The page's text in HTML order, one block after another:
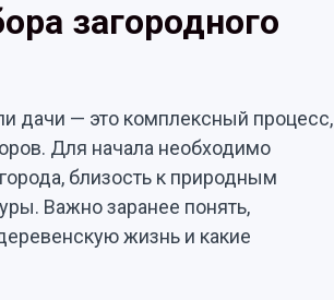
загородного
дачи — это комплексный процесс,
Для начала необходимо
близость к природным
Важно заранее понять,
жизнь и какие